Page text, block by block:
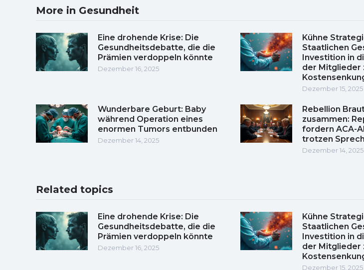
More in Gesundheit
Eine drohende Krise: Die
Gesundheitsdebatte, die die
Prämien verdoppeln könnte
Dezember 16, 2025
Kühne
Staatlichen
Investition in
der Mitglieder
Dezember 15, 2025
Wunderbare Geburt: Baby
während Operation eines
enormen Tumors entbunden
Dezember 14, 2025
Rebellion
zusammen:
fordern ACA-
trotzen
Dezember 14, 2025
Related topics
Eine drohende Krise: Die
Gesundheitsdebatte, die die
Prämien verdoppeln könnte
Dezember 16, 2025
Kühne
Staatlichen
Investition in
der Mitglieder
Dezember 15, 2025